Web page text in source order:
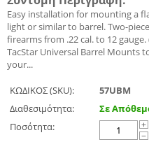
Easy installation for mounting a
light or similar to barrel. Two-
firearms from .22 cal. to 12
TacStar Universal Barrel Mounts
your...
ΚΩΔΙΚΟΣ (SKU):
57UBM
Διαθεσιμότητα:
Σε
Ποσότητα:
+
−